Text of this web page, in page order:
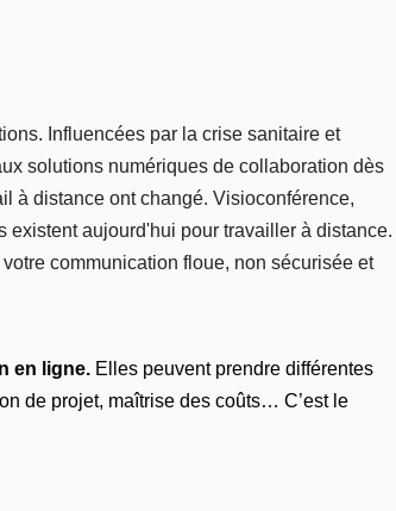
Influencées par la crise sanitaire et
solutions numériques de collaboration dès
à distance ont changé. Visioconférence,
existent aujourd'hui pour travailler à distance.
communication floue, non sécurisée et
en ligne. Elles peuvent prendre différentes
de projet, maîtrise des coûts… C’est le